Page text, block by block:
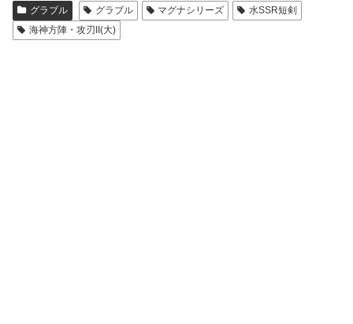
グラブル グラブル マグナシリーズ
水SSR短剣
海神方陣・攻刃II(大)